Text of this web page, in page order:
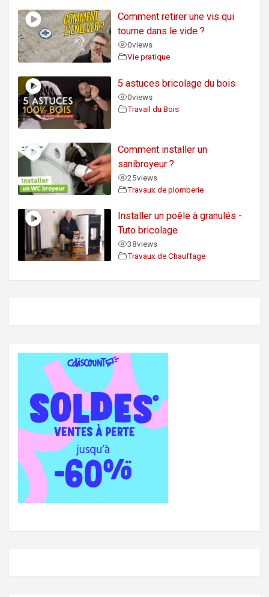
Comment retirer une vis qui
tourne dans le vide ?
0views
Vie pratique
5 astuces bricolage du bois
0views
Travail du Bois
Comment installer un
sanibroyeur ?
25views
Travaux de plomberie
Installer un poêle à granulés -
Tuto bricolage
38views
Travaux de Chauffage